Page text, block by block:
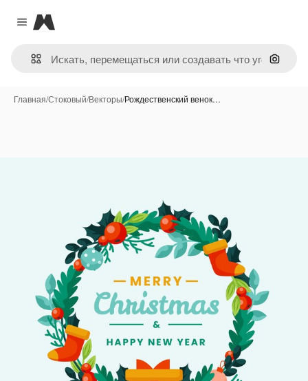
Close menu
Magnific
Поиск
Главная/Стоковый/Векторы/Рождественский венок…